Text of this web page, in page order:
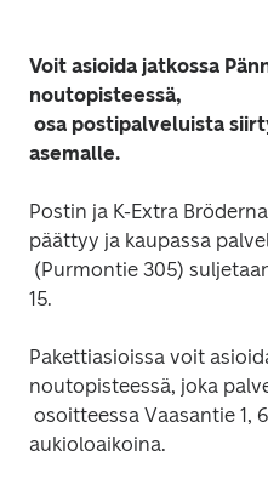
Voit asioida jatkossa
noutopisteessä,
asemalle.
Postin ja K-Extra
päättyy ja kaupassa
Pakettiasioissa voit
noutopisteessä, joka